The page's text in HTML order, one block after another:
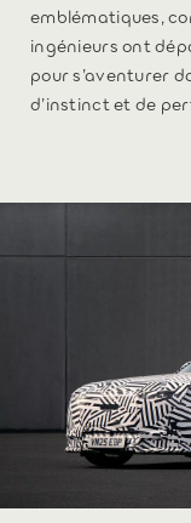
emblématiques,
ingénieurs ont
pour s’aventurer
d’instinct et de